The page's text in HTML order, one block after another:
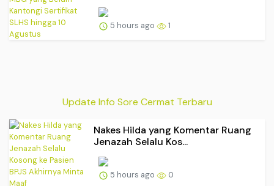
5 hours ago 1
Update Info Sore Cermat Terbaru
Nakes Hilda yang Komentar Ruang
Jenazah Selalu Kos...
5 hours ago 0